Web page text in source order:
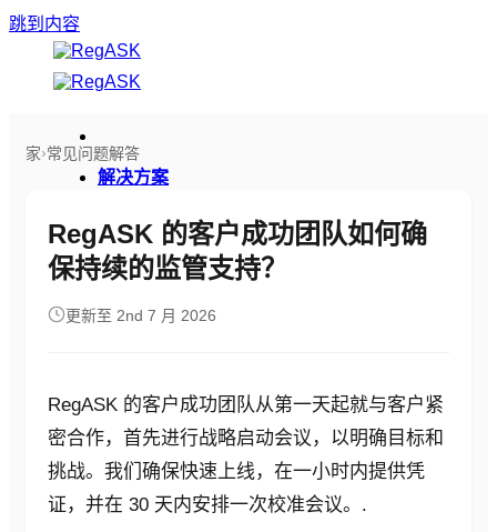
跳到内容
解决方案
平台概览
下载产品资料
行业
消费产品
安全
博客
家›常见问题解答
RegASK 的客户成功团队如何确
保持续的监管支持？
更新至 2nd 7 月 2026
RegASK 的客户成功团队从第一天起就与客户紧
密合作，首先进行战略启动会议，以明确目标和
挑战。我们确保快速上线，在一小时内提供凭
证，并在 30 天内安排一次校准会议。.